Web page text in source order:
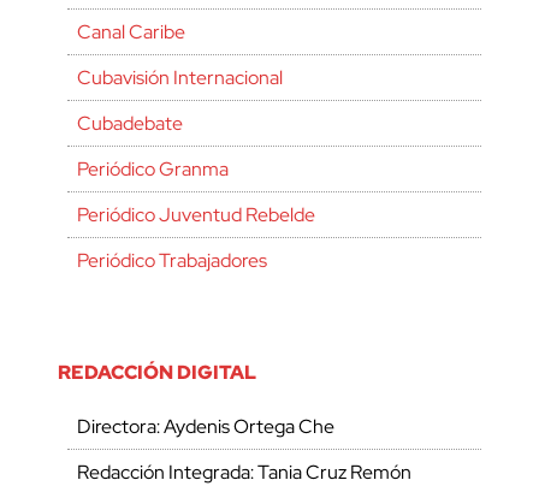
Canal Caribe
Cubavisión Internacional
Cubadebate
Periódico Granma
Periódico Juventud Rebelde
Periódico Trabajadores
REDACCIÓN DIGITAL
Directora: Aydenis Ortega Che
Redacción Integrada: Tania Cruz Remón